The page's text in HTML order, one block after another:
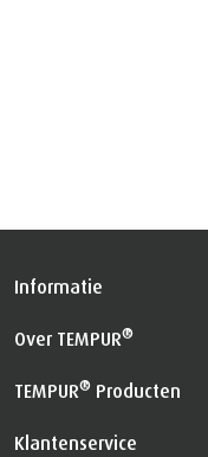
Informatie
Over TEMPUR®
TEMPUR® Producten
Klantenservice